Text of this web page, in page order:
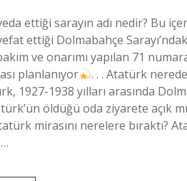
ettiği sarayın adı nedir? Bu
ettiği Dolmabahçe
ve onarımı yapılan 71
planlanıyor
. . . Atatürk
1927-1938 yılları arasında
öldüğü oda ziyarete açık
mirasını nerelere bıraktı?